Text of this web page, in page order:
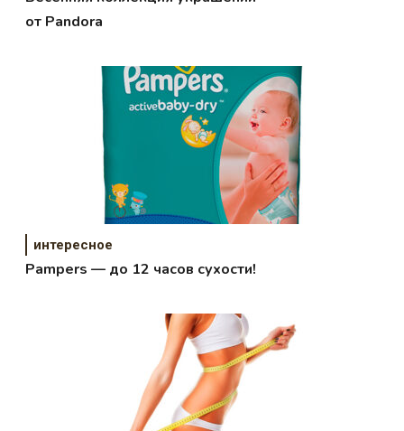
от Pandora
интересное
Pampers — до 12 часов сухости!